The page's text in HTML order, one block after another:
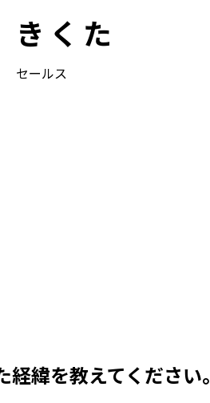
きくた
セールス
緯を教えてください。